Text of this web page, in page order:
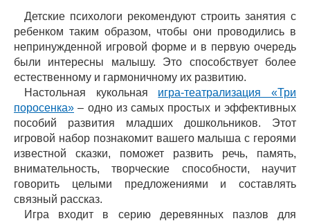
Детские психологи рекомендуют строить занятия с
ребенком таким образом, чтобы они проводились в
непринужденной игровой форме и в первую очередь
были интересны малышу. Это способствует более
естественному и гармоничному их развитию.
Настольная кукольная игра-театрализация «Три
поросенка» – одно из самых простых и эффективных
пособий развития младших дошкольников. Этот
игровой набор познакомит вашего малыша с героями
известной сказки, поможет развить речь, память,
внимательность, творческие способности, научит
говорить целыми предложениями и составлять
связный рассказ.
Игра входит в серию деревянных пазлов для